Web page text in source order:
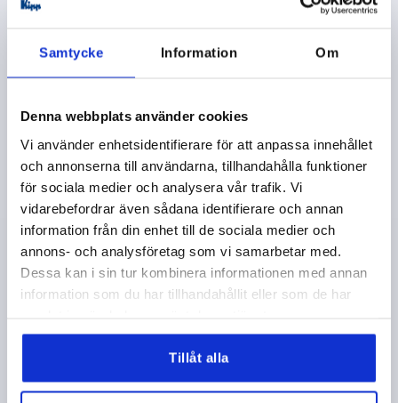
Samtycke Information Om
Denna webbplats använder cookies
Vi använder enhetsidentifierare för att anpassa innehållet
och annonserna till användarna, tillhandahålla funktioner
för sociala medier och analysera vår trafik. Vi
vidarebefordrar även sådana identifierare och annan
information från din enhet till de sociala medier och
annons- och analysföretag som vi samarbetar med.
Dessa kan i sin tur kombinera informationen med annan
information som du har tillhandahållit eller som de har
Tillåt alla
2-EKRAD RATT D1=125, FORM:E MED PASSHÅL, D2=12,
ALUMINIUM SILVER PULVERBELAGD, UTAN HANDTAG
FÄRG GRUNDKROPP=SILVER
YTTERDIAMETER=125
FÄSTHÅL=12
FORM=E
FORM-TYP=MED PASSHÅL
D3=31
L1=18 HÖJD=36 H=17,6
Beställningsnummer: K1523.125122
192,31 kr